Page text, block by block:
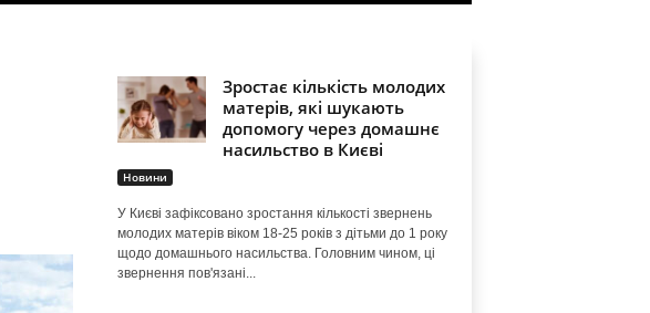
Зростає кількість молодих
матерів, які шукають
допомогу через домашнє
насильство в Києві
Новини
У Києві зафіксовано зростання кількості звернень
молодих матерів віком 18-25 років з дітьми до 1 року
щодо домашнього насильства. Головним чином, ці
звернення пов'язані...